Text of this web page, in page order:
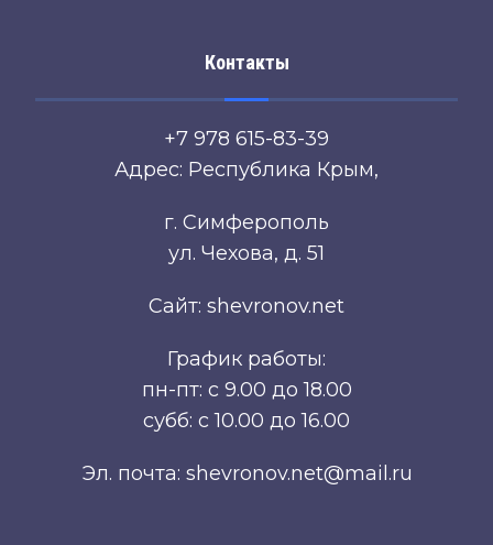
Контакты
+7 978 615-83-39
Адрес: Республика Крым,
г. Симферополь
ул. Чехова, д. 51
Сайт: shevronov.net
График работы:
пн-пт: с 9.00 до 18.00
субб: с 10.00 до 16.00
Эл. почта: shevronov.net@mail.ru